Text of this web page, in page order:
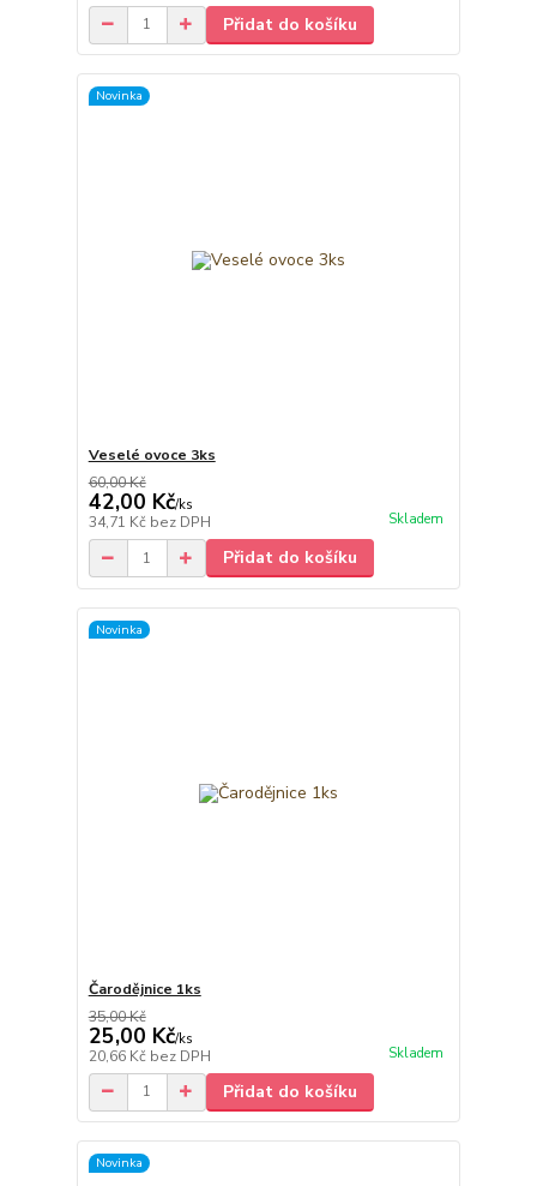
Přidat do košíku
Novinka
Veselé ovoce 3ks
60,00 Kč
42,00 Kč/ks
34,71 Kč bez DPH Skladem
Přidat do košíku
Novinka
Čarodějnice 1ks
35,00 Kč
25,00 Kč/ks
20,66 Kč bez DPH Skladem
Přidat do košíku
Novinka